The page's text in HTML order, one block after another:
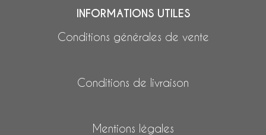
INFORMATIONS UTILES
Conditions générales de vente
Conditions de livraison
Mentions légales